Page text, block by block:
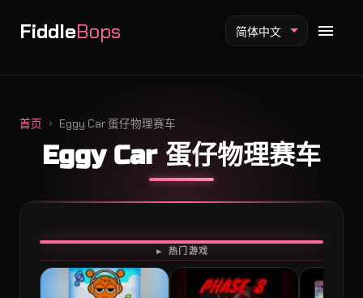
FiddleBops
Fiddlebops 模组
简体中文
首页 Eggy Car 蛋仔物理赛车
Eggy Car 蛋仔物理赛车
► 热门游戏
开始游戏